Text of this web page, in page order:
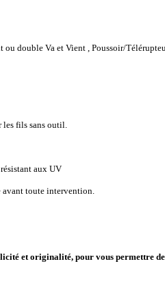
ou double Va et Vient , Poussoir/
fils sans outil.
aux UV
toute intervention.
et originalité, pour vous permettre